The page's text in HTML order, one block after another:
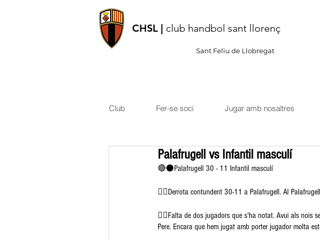
CHSL | club handbol sant llorenç
Sant Feliu de Llobregat
Club Fer-se soci Jugar amb nosaltres
Palafrugell vs Infantil masculí
🔴⚫️Palafrugell 30 - 11 Infantil masculí
👉🏽Derrota contundent 30-11 a Palafrugell. Al
👉🏽Falta de dos jugadors que s'ha notat. Avui als
Pere. Encara que hem jugat amb porter jugador molta